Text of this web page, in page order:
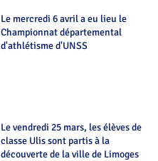
Le mercredi 6 avril a eu lieu le
Championnat départemental
d'athlétisme d'UNSS
Le vendredi 25 mars, les élèves de la
classe Ulis sont partis à la
découverte de la ville de Limoges